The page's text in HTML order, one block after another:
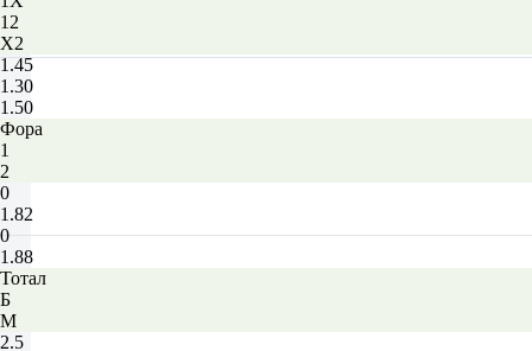
12
X2
1.45
1.30
1.50
Фора
1
2
0
1.82
0
1.88
Тотал
Б
М
2.5